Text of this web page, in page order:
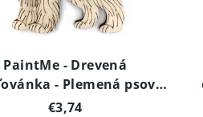
PaintMe - Drevená
- Plemená psov -
Afganský chrt
€3,74